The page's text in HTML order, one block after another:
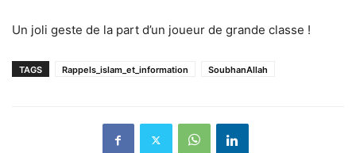
Un joli geste de la part d’un joueur de grande classe !
TAGS Rappels_islam_et_information SoubhanAllah